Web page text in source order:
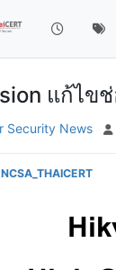
แก้ไข
Security News
NCSA_THAICERT